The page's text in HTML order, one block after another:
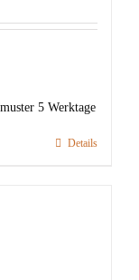
5 Werktage
Details